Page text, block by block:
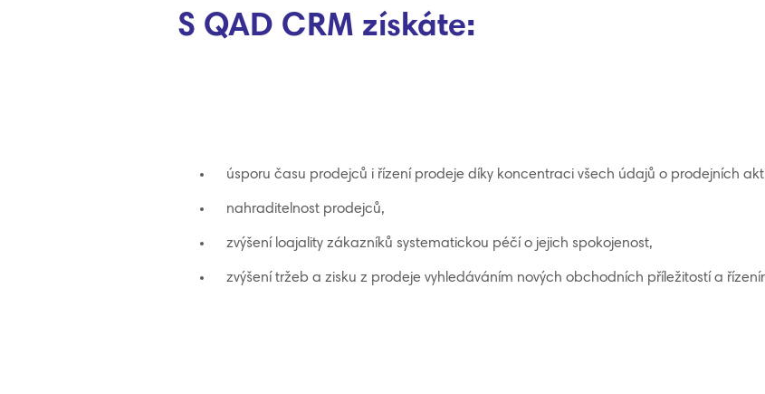
S QAD CRM získáte:
úsporu času prodejců i řízení prodeje díky koncentraci všech údajů o prodejních
nahraditelnost prodejců,
zvýšení loajality zákazníků systematickou péčí o jejich spokojenost,
zvýšení tržeb a zisku z prodeje vyhledáváním nových obchodních příležitostí a